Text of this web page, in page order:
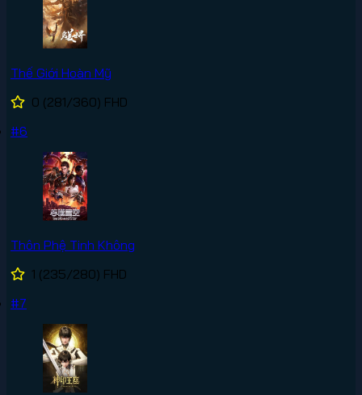
Thế Giới Hoàn Mỹ
0 (281/360) FHD
#6
Thôn Phệ Tinh Không
1 (235/280) FHD
#7